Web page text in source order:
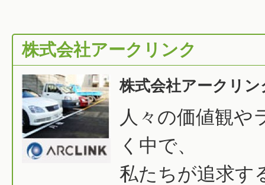
株式会社アークリンク
株式会社アークリン
人々の価値観や
く中で、
私たちが追求す